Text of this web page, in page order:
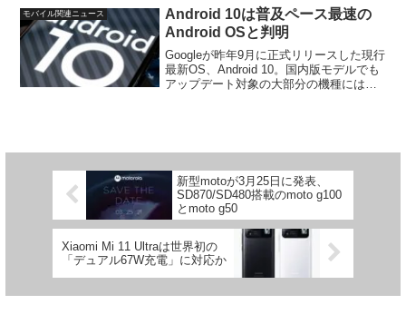
で、これによるとOppoがリリースする次
期フ...
モバイル関連ニュース
Android 10は普及ペース最速の
Android OSと判明
Googleが昨年9月に正式リリースした現行
最新OS、Android 10。国内版モデルでも
アップデート対象の大部分の機種には提
新型motoが3月25日に発表、
SD870/SD480搭載のmoto g100
とmoto g50
Xiaomi Mi 11 Ultraは世界初の
「デュアル67W充電」に対応か